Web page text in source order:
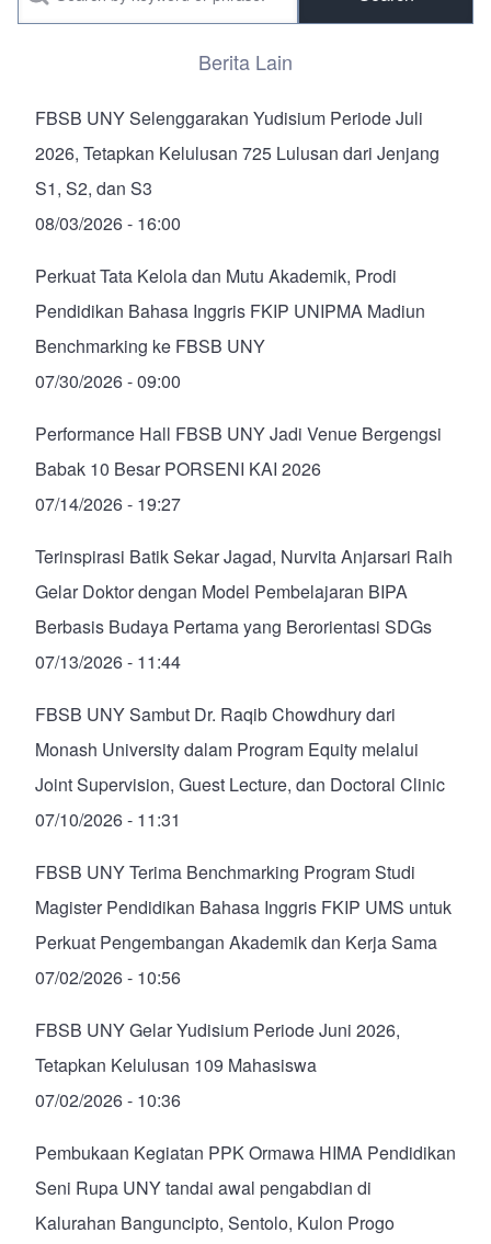
Berita Lain
FBSB UNY Selenggarakan Yudisium Periode Juli
2026, Tetapkan Kelulusan 725 Lulusan dari Jenjang
S1, S2, dan S3
08/03/2026 - 16:00
Perkuat Tata Kelola dan Mutu Akademik, Prodi
Pendidikan Bahasa Inggris FKIP UNIPMA Madiun
Benchmarking ke FBSB UNY
07/30/2026 - 09:00
Performance Hall FBSB UNY Jadi Venue Bergengsi
Babak 10 Besar PORSENI KAI 2026
07/14/2026 - 19:27
Terinspirasi Batik Sekar Jagad, Nurvita Anjarsari Raih
Gelar Doktor dengan Model Pembelajaran BIPA
Berbasis Budaya Pertama yang Berorientasi SDGs
07/13/2026 - 11:44
FBSB UNY Sambut Dr. Raqib Chowdhury dari
Monash University dalam Program Equity melalui
Joint Supervision, Guest Lecture, dan Doctoral Clinic
07/10/2026 - 11:31
FBSB UNY Terima Benchmarking Program Studi
Magister Pendidikan Bahasa Inggris FKIP UMS untuk
Perkuat Pengembangan Akademik dan Kerja Sama
07/02/2026 - 10:56
FBSB UNY Gelar Yudisium Periode Juni 2026,
Tetapkan Kelulusan 109 Mahasiswa
07/02/2026 - 10:36
Pembukaan Kegiatan PPK Ormawa HIMA Pendidikan
Seni Rupa UNY tandai awal pengabdian di
Kalurahan Banguncipto, Sentolo, Kulon Progo